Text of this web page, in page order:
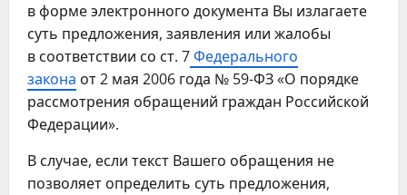
в форме электронного документа Вы излагаете
суть предложения, заявления или жалобы
в соответствии со ст. 7Федерального
закона от 2 мая 2006 года № 59-ФЗ «О порядке
рассмотрения обращений граждан Российской
Федерации».
В случае, если текст Вашего обращения не
позволяет определить суть предложения,